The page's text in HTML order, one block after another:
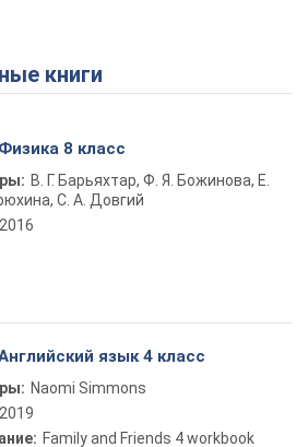
книги
8 класс
В. Г. Барьяхтар, Ф. Я. Божинова, Е.
С. А. Довгий
2016
язык 4 класс
Naomi Simmons
2019
Family and Friends 4 workbook